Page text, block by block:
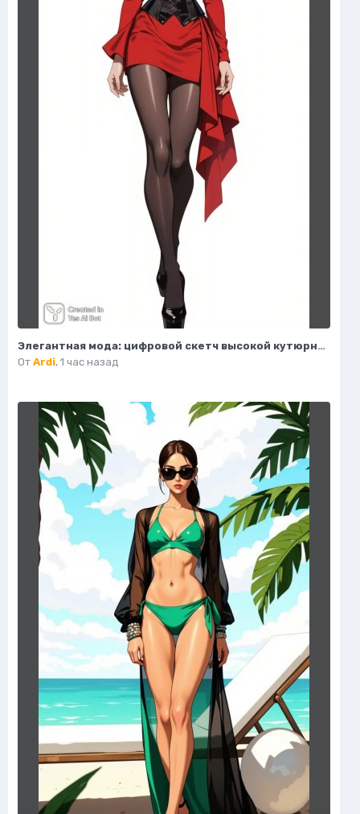
Элегантная мода: цифровой скетч высокой кутюрной моды и уверенности. Картинка из нейросети Flux 1
От Ardi, 1 час назад